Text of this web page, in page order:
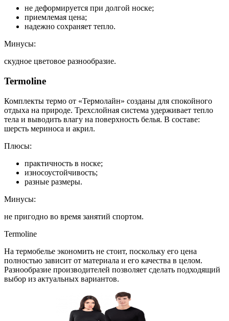
не деформируется при долгой носке;
приемлемая цена;
надежно сохраняет тепло.
Минусы:
скудное цветовое разнообразие.
Termoline
Комплекты термо от «Термолайн» созданы для спокойного
отдыха на природе. Трехслойная система удерживает тепло
тела и выводить влагу на поверхность белья. В составе:
шерсть мериноса и акрил.
Плюсы:
практичность в носке;
износоустойчивость;
разные размеры.
Минусы:
не пригодно во время занятий спортом.
Termoline
На термобелье экономить не стоит, поскольку его цена
полностью зависит от материала и его качества в целом.
Разнообразие производителей позволяет сделать подходящий
выбор из актуальных вариантов.